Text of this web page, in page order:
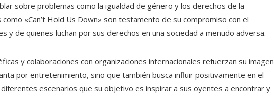
sobre problemas como la igualdad de género y los derechos de la
como «Can’t Hold Us Down» son testamento de su compromiso con el
y de quienes luchan por sus derechos en una sociedad a menudo adversa.
y colaboraciones con organizaciones internacionales refuerzan su imagen
por entretenimiento, sino que también busca influir positivamente en el
diferentes escenarios que su objetivo es inspirar a sus oyentes a encontrar y